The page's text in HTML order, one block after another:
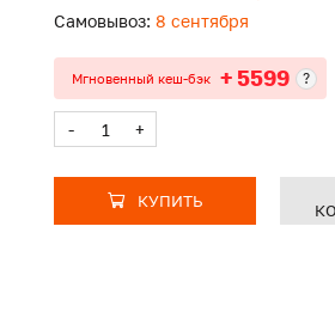
Самовывоз: 8 сентября
Мгновенный кеш-бэк + 5599 ?
- +
КУПИТЬ